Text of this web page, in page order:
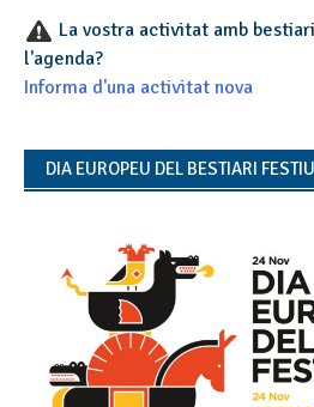
La vostra activitat amb
l'agenda?
Informa d'una activitat nova
DIA EUROPEU DEL BESTIARI FESTIU